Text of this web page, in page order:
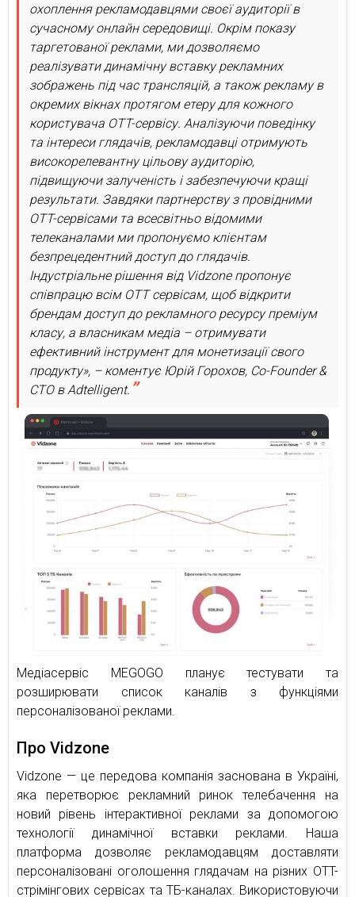
охоплення рекламодавцями своєї аудиторії в
сучасному онлайн середовищі. Окрім показу
таргетованої реклами, ми дозволяємо
реалізувати динамічну вставку рекламних
зображень під час трансляцій, а також рекламу в
окремих вікнах протягом етеру для кожного
користувача OTT-сервісу. Аналізуючи поведінку
та інтереси глядачів, рекламодавці отримують
високорелевантну цільову аудиторію,
підвищуючи залученість і забезпечуючи кращі
результати. Завдяки партнерству з провідними
OTT-сервісами та всесвітньо відомими
телеканалами ми пропонуємо клієнтам
безпрецедентний доступ до глядачів.
Індустріальне рішення від Vidzone пропонує
співпрацю всім OTT сервісам, щоб відкрити
брендам доступ до рекламного ресурсу преміум
класу, а власникам медіа – отримувати
ефективний інструмент для монетизації свого
продукту», – коментує Юрій Горохов, Co-Founder &
CTO в Adtelligent.
Медіасервіс MEGOGO планує тестувати та
розширювати список каналів з функціями
персоналізованої реклами.
Про Vidzone
Vidzone — це передова компанія заснована в Україні,
яка перетворює рекламний ринок телебачення на
новий рівень інтерактивної реклами за допомогою
технології динамічної вставки реклами. Наша
платформа дозволяє рекламодавцям доставляти
персоналізовані оголошення глядачам на різних OTT-
стрімінгових сервісах та ТБ-каналах. Використовуючи